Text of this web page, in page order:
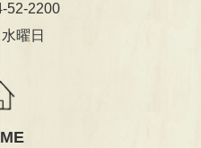
52-2200
曜日